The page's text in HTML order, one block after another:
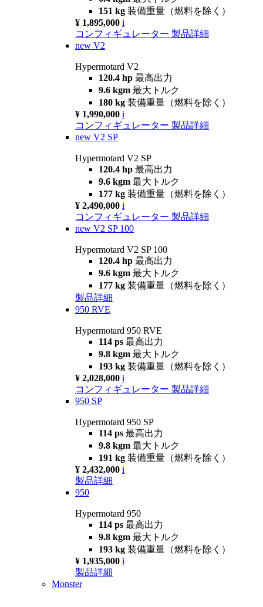
151 kg 装備重量（燃料を除く）
¥ 1,895,000 i
コンフィギュレーター 製品詳細
new V2
Hypermotard V2
120.4 hp 最高出力
9.6 kgm 最大トルク
180 kg 装備重量（燃料を除く）
¥ 1,990,000 i
コンフィギュレーター 製品詳細
new V2 SP
Hypermotard V2 SP
120.4 hp 最高出力
9.6 kgm 最大トルク
177 kg 装備重量（燃料を除く）
¥ 2,490,000 i
コンフィギュレーター 製品詳細
new V2 SP 100
Hypermotard V2 SP 100
120.4 hp 最高出力
9.6 kgm 最大トルク
177 kg 装備重量（燃料を除く）
製品詳細
950 RVE
Hypermotard 950 RVE
114 ps 最高出力
9.8 kgm 最大トルク
193 kg 装備重量（燃料を除く）
¥ 2,028,000 i
コンフィギュレーター 製品詳細
950 SP
Hypermotard 950 SP
114 ps 最高出力
9.8 kgm 最大トルク
191 kg 装備重量（燃料を除く）
¥ 2,432,000 i
製品詳細
950
Hypermotard 950
114 ps 最高出力
9.8 kgm 最大トルク
193 kg 装備重量（燃料を除く）
¥ 1,935,000 i
製品詳細
Monster